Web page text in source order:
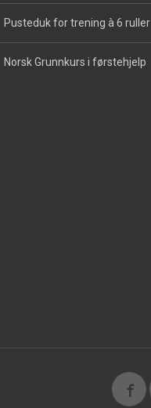
Pusteduk for trening à 6 ruller
Norsk Grunnkurs i førstehjelp